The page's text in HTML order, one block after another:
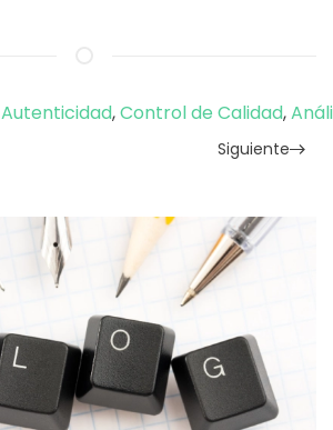
Autenticidad,Control de Calidad,
Siguiente